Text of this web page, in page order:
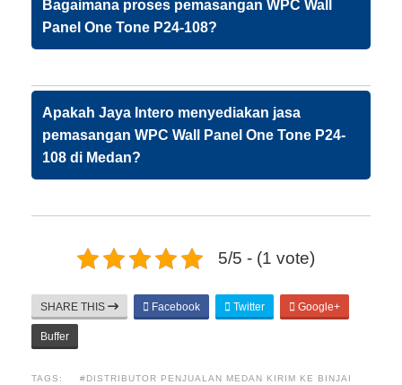
Bagaimana proses pemasangan WPC Wall
Panel One Tone P24-108?
Apakah Jaya Intero menyediakan jasa
pemasangan WPC Wall Panel One Tone P24-
108 di Medan?
5/5 - (1 vote)
SHARE THIS Facebook Twitter Google+
Buffer
TAGS:
#DISTRIBUTOR PENJUALAN MEDAN KIRIM KE BINJAI